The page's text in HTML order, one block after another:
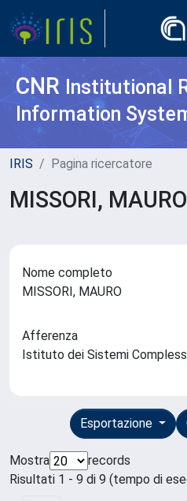
CNR Institutional
Information
IRIS Pagina ricercatore
MISSORI, MAURO
Nome completo
MISSORI, MAURO
Afferenza
Istituto dei Sistemi
Esportazione
Mostra
records
Risultati 1 - 9 di 9 (tempo di